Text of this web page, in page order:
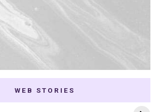
WEB STORIESThai Dramas com
First e Khaotung